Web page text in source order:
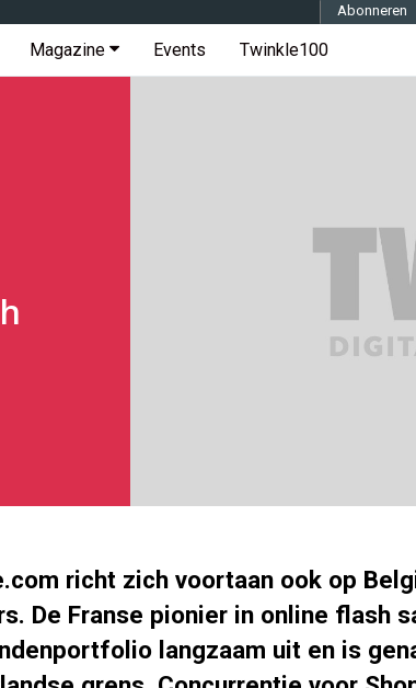
Magazine Events Twinkle100
Abonneren
richt zich voortaan ook op
De Franse pionier in online flash
langzaam uit en is